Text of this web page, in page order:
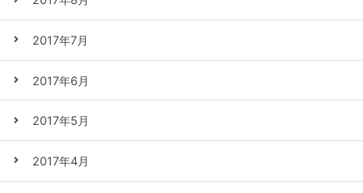
2017年7月
2017年6月
2017年5月
2017年4月